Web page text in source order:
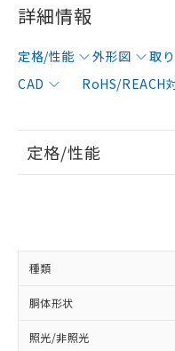
詳細情報
定格/性能 外形図 取
CAD
RoHS/REACH
定格/性能
種類
胴体形状
照光/非照光